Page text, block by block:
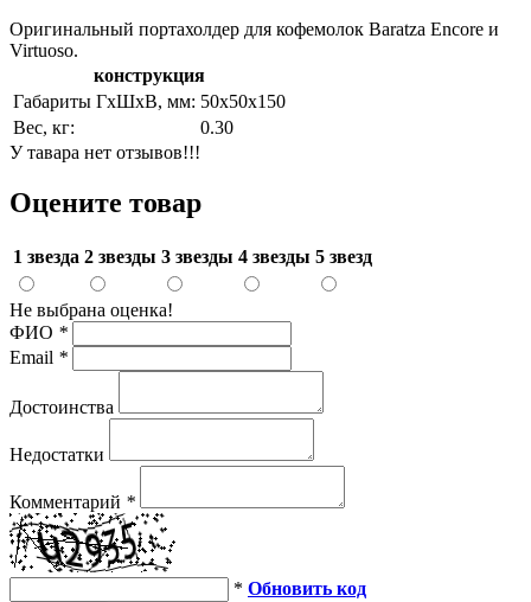
Оригинальный портахолдер для кофемолок Baratza Encore и
Virtuoso.
конструкция
Габариты ГхШхВ, мм: 50х50х150
Вес, кг:
0.30
У тавара нет отзывов!!!
Оцените товар
1 звезда 2 звезды 3 звезды 4 звезды 5 звезд
Не выбрана оценка!
ФИО *
Email *
Достоинства
Недостатки
Комментарий *
* Обновить код